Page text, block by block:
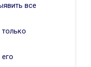
все